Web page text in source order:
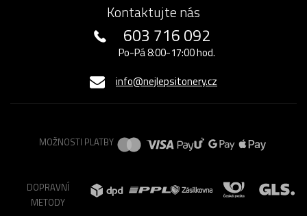
Kontaktujte nás
603 716 092
Po-Pá 8:00-17:00 hod.
info@nejlepsitonery.cz
MOŽNOSTI PLATBY
DOPRAVNÍ
METODY